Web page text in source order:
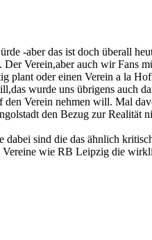
-aber das ist doch überall
Verein,aber auch wir Fans
plant oder einen Verein a la
wurde uns übrigens auch
Verein nehmen will. Mal
den Bezug zur Realität
sind die das ähnlich
wie RB Leipzig die